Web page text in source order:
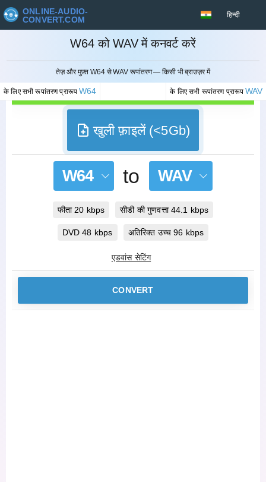
ONLINE-AUDIO-
CONVERT.COM
हिन्दी
W64 को WAV में कनवर्ट करें
तेज़ और मुफ़्त W64 से WAV रूपांतरण — किसी भी ब्राउज़र में
के लिए सभी रूपांतरण प्रारूपW64 के लिए सभी रूपांतरण प्रारूपWAV
रद्द करना
खुली फ़ाइलें (<5Gb)
W64 to WAV
फीता 20 kbps सीडी की गुणवत्ता 44.1 kbps
DVD 48 kbps अतिरिक्त उच्च 96 kbps
एडवांस सेटिंग
CONVERT